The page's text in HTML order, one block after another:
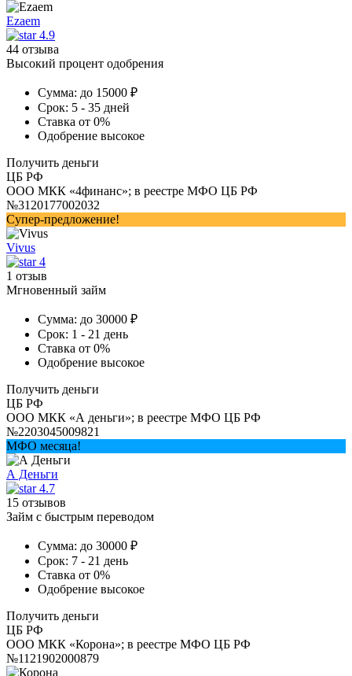
Ezaem
4.9
44 отзыва
Высокий процент одобрения
Сумма: до 15000 ₽
Срок: 5 - 35 дней
Ставка от 0%
Одобрение высокое
Получить деньги
ЦБ РФ
ООО МКК «4финанс»; в реестре МФО ЦБ РФ
№3120177002032
Супер-предложение!
Vivus
4
1 отзыв
Мгновенный займ
Сумма: до 30000 ₽
Срок: 1 - 21 день
Ставка от 0%
Одобрение высокое
Получить деньги
ЦБ РФ
ООО МКК «А деньги»; в реестре МФО ЦБ РФ
№2203045009821
МФО месяца!
А Деньги
4.7
15 отзывов
Займ с быстрым переводом
Сумма: до 30000 ₽
Срок: 7 - 21 день
Ставка от 0%
Одобрение высокое
Получить деньги
ЦБ РФ
ООО МКК «Корона»; в реестре МФО ЦБ РФ
№1121902000879